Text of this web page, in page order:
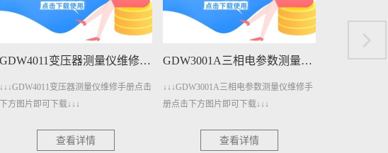
GDW4011变压器测量仪维修手册下载
↓↓↓GDW4011变压器测量仪维修手册点击
下方图片即可下载↓↓↓
查看详情
GDW3001A三相电参数测量仪维修手册下载
↓↓↓GDW3001A三相电参数测量仪维修手
册点击下方图片即可下载↓↓↓
查看详情